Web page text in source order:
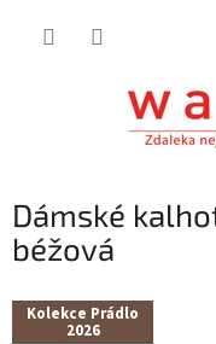
Dámské
béžová
Kolekce Prádlo
2026